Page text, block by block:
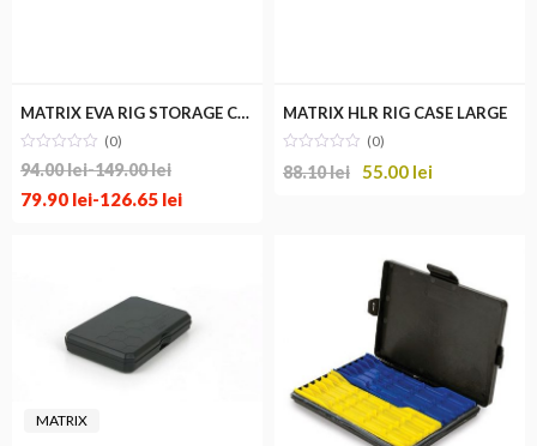
MATRIX EVA RIG STORAGE CASE
(0)
94.00lei-149.00lei
79.90 lei-126.65 lei
MATRIX HLR RIG CASE LARGE
(0)
88.10lei 55.00 lei
MATRIX